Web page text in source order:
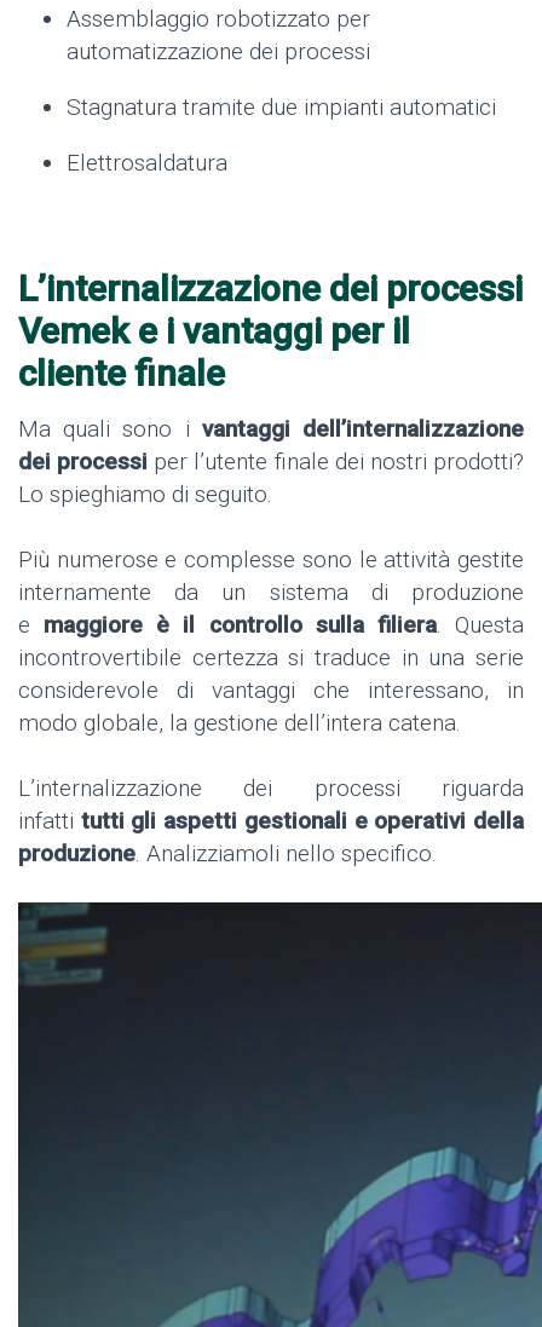
Assemblaggio robotizzato per
automatizzazione dei processi
Stagnatura tramite due impianti automatici
Elettrosaldatura
L’internalizzazione dei processi
Vemek e i vantaggi per il
cliente finale
Ma quali sono i vantaggi dell’internalizzazione
dei processi per l’utente finale dei nostri prodotti?
Lo spieghiamo di seguito.
Più numerose e complesse sono le attività gestite
internamente da un sistema di produzione
e maggiore è il controllo sulla filiera. Questa
incontrovertibile certezza si traduce in una serie
considerevole di vantaggi che interessano, in
modo globale, la gestione dell’intera catena.
L’internalizzazione dei processi riguarda
infatti tutti gli aspetti gestionali e operativi della
produzione. Analizziamoli nello specifico.